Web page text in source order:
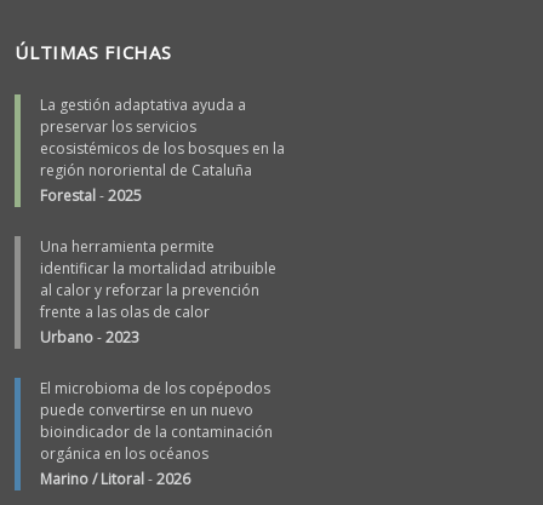
ÚLTIMAS FICHAS
La gestión adaptativa ayuda a
preservar los servicios
ecosistémicos de los bosques en la
región nororiental de Cataluña
Forestal-2025
Una herramienta permite
identificar la mortalidad atribuible
al calor y reforzar la prevención
frente a las olas de calor
Urbano-2023
El microbioma de los copépodos
puede convertirse en un nuevo
bioindicador de la contaminación
orgánica en los océanos
Marino / Litoral-2026